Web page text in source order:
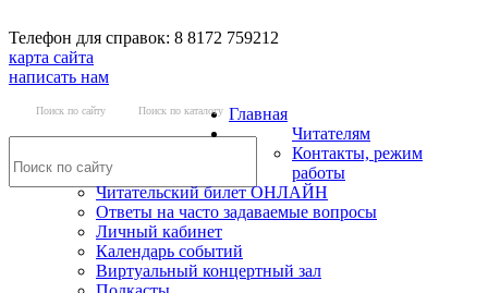
Телефон для справок: 8 8172 759212
карта сайта
написать нам
Поиск по сайту Поиск по каталогу Главная
Читателям
Контакты, режим
работы
Читательский билет ОНЛАЙН
Ответы на часто задаваемые вопросы
Личный кабинет
Календарь событий
Виртуальный концертный зал